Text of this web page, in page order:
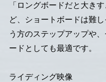
「ロングボードだと大き
ど、ショートボードは難
う方のステップアップや
ードとしても最適です。
ライディング映像